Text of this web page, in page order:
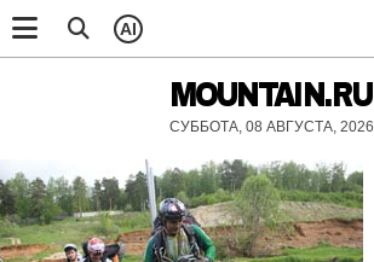
AI
MOUNTAIN.RU
СУББОТА, 08 АВГУСТА, 2026